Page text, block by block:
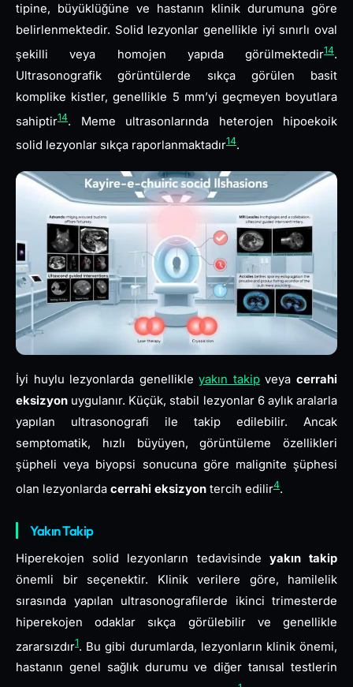
tipine, büyüklüğüne ve hastanın klinik durumuna göre
belirlenmektedir. Solid lezyonlar genellikle iyi sınırlı oval
şekilli veya homojen yapıda görülmektedir14.
Ultrasonografik görüntülerde sıkça görülen basit
komplike kistler, genellikle 5 mm’yi geçmeyen boyutlara
sahiptir14. Meme ultrasonlarında heterojen hipoekoik
solid lezyonlar sıkça raporlanmaktadır14.
İyi huylu lezyonlarda genellikleyakın takipveyacerrahi
eksizyon uygulanır. Küçük, stabil lezyonlar 6 aylık aralarla
yapılan ultrasonografi ile takip edilebilir. Ancak
semptomatik, hızlı büyüyen, görüntüleme özellikleri
şüpheli veya biyopsi sonucuna göre malignite şüphesi
olan lezyonlarda cerrahi eksizyon tercih edilir4.
Yakın Takip
Hiperekojen solid lezyonların tedavisinde yakın takip
önemli bir seçenektir. Klinik verilere göre, hamilelik
sırasında yapılan ultrasonografilerde ikinci trimesterde
hiperekojen odaklar sıkça görülebilir ve genellikle
zararsızdır1. Bu gibi durumlarda, lezyonların klinik önemi,
hastanın genel sağlık durumu ve diğer tanısal testlerin